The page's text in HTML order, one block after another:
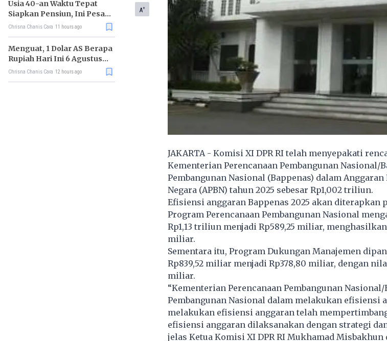
Usia 40-an Waktu Tepat
Siapkan Pensiun, Ini Pesan
Rhenald Kasali
Chrisna Chanis Cara 11 hours ago
Menguat, 1 Dolar AS Berapa
Rupiah Hari Ini 6 Agustus
2026?
Chrisna Chanis Cara 12 hours ago
A+
JAKARTA - Komisi XI DPR RI telah menyepakati
Kementerian Perencanaan Pembangunan Nasional/
Pembangunan Nasional (Bappenas) dalam Anggaran
Negara (APBN) tahun 2025 sebesar Rp1,002 triliun.
Efisiensi anggaran Bappenas 2025 akan diterapkan
Program Perencanaan Pembangunan Nasional
Rp1,13 triliun menjadi Rp589,25 miliar,
miliar.
Sementara itu, Program Dukungan Manajemen
Rp839,52 miliar menjadi Rp378,80 miliar, dengan
miliar.
“Kementerian Perencanaan Pembangunan Nasional/
Pembangunan Nasional dalam melakukan efisiensi
melakukan efisiensi anggaran telah
efisiensi anggaran dilaksanakan dengan strategi
jelas Ketua Komisi XI DPR RI Mukhamad Misbakhun